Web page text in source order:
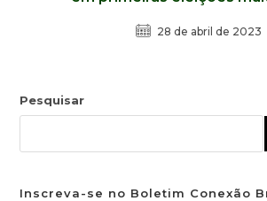
28 de abril de 2023
Pesquisar
Inscreva-se no Boletim Conexão